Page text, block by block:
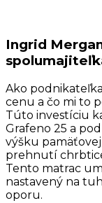
Ingrid
Ako
cenu a čo mi to
Túto investíciu
Grafeno 25 a
výšku
prehnutí
Tento matrac
nastavený na
oporu.